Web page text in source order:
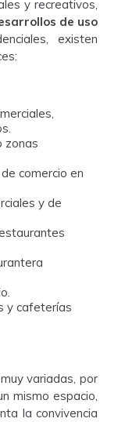
y recreativos,
de uso
existen
zonas
comercio en
y de
y cafeterías
variadas, por
mismo espacio,
la convivencia